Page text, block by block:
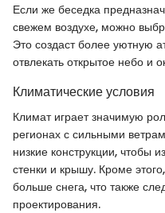
Если же беседка
свежем воздухе, можно
Это создаст более уютную
отвлекать открытое небо
Климатические условия
Климат играет значимую
регионах с сильными
низкие конструкции, чтобы
стенки и крышу. Кроме
больше снега, что также
проектирования.